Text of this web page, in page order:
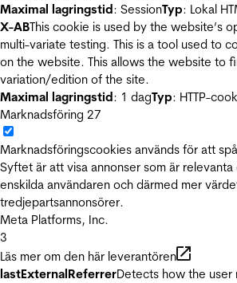
Maximal lagringstid: SessionTyp: Lokal
X-ABThis cookie is used by the website’s
multi-variate testing. This is a tool used to
on the website. This allows the website to
variation/edition of the site.
Maximal lagringstid: 1 dagTyp: HTTP-
Marknadsföring 27
Marknadsföringscookies används för att
Syftet är att visa annonser som är
enskilda användaren och därmed mer
tredjepartsannonsörer.
Meta Platforms, Inc.
3
Läs mer om den här leverantören
lastExternalReferrerDetects how the